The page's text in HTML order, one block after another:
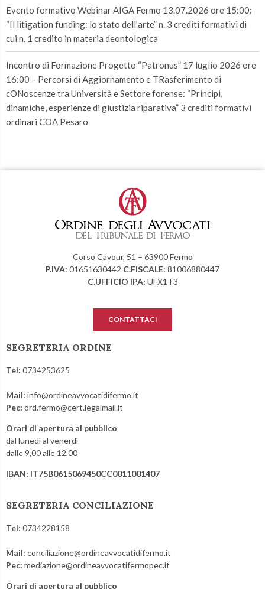
Evento formativo Webinar AIGA Fermo 13.07.2026 ore 15:00:
“Il litigation funding: lo stato dell’arte” n. 3 crediti formativi di
cui n. 1 credito in materia deontologica
Incontro di Formazione Progetto “Patronus” 17 luglio 2026 ore
16:00 – Percorsi di Aggiornamento e TRasferimento di
cONoscenze tra Università e Settore forense: “Principi,
dinamiche, esperienze di giustizia riparativa” 3 crediti formativi
ordinari COA Pesaro
Corso Cavour, 51 – 63900 Fermo
P.IVA: 01651630442 C.FISCALE: 81006880447
C.UFFICIO IPA: UFX1T3
CONTATTACI
SEGRETERIA ORDINE
Tel: 0734253625
Mail: info@ordineavvocatidifermo.it
Pec: ord.fermo@cert.legalmail.it
Orari di apertura al pubblico
dal lunedì al venerdì
dalle 9,00 alle 12,00
IBAN: IT75B0615069450CC0011001407
SEGRETERIA CONCILIAZIONE
Tel: 0734228158
Mail: conciliazione@ordineavvocatidifermo.it
Pec: mediazione@ordineavvocatifermopec.it
Orari di apertura al pubblico